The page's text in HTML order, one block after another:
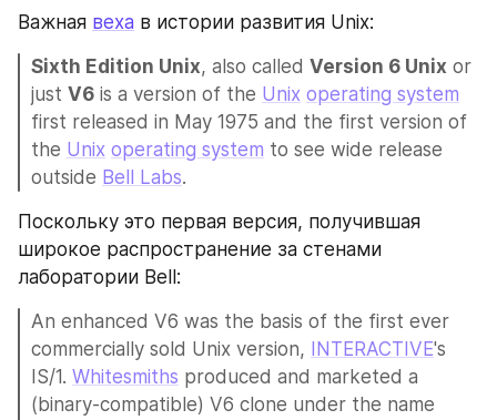
Важная веха в истории развития Unix:
Sixth Edition Unix, also called Version 6 Unix or
just V6 is a version of the Unix operating system
first released in May 1975 and the first version of
the Unix operating system to see wide release
outside Bell Labs.
Поскольку это первая версия, получившая
широкое распространение за стенами
лаборатории Bell:
An enhanced V6 was the basis of the first ever
commercially sold Unix version,
INTERACTIVE's
IS/1. Whitesmiths produced and marketed a